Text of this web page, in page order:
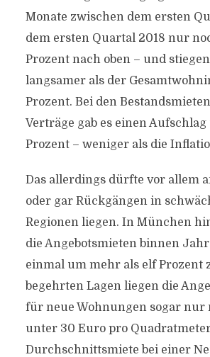
Monate zwischen dem ersten
dem ersten Quartal 2018 nur
Prozent nach oben – und
langsamer als der
Prozent. Bei den
Verträge gab es einen Aufschlag
Prozent – weniger als die
Das allerdings dürfte vor allem
oder gar Rückgängen in
Regionen liegen. In München
die Angebotsmieten binnen
einmal um mehr als elf Prozent
begehrten Lagen liegen die
für neue Wohnungen sogar nur
unter 30 Euro pro
Durchschnittsmiete bei einer